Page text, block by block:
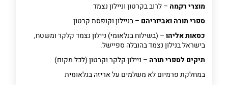
מוצרי רקמה – לרוב בקרטון וניילון נצמד
ספרי תורה ואביזריהם – בניילון וקופסת קרטון
כסאות אליהו– (בשילוח בנלאומי) ניילון נצמד קלקר ומשטח,
בישראל בנילון נצמד בהובלה ספיישל.
תיקים לספרי תורה – ניילון קלקר וקרטון (לכל מקום)
במחלקת פרמיוםלא משלמים על אריזה בנלאומית